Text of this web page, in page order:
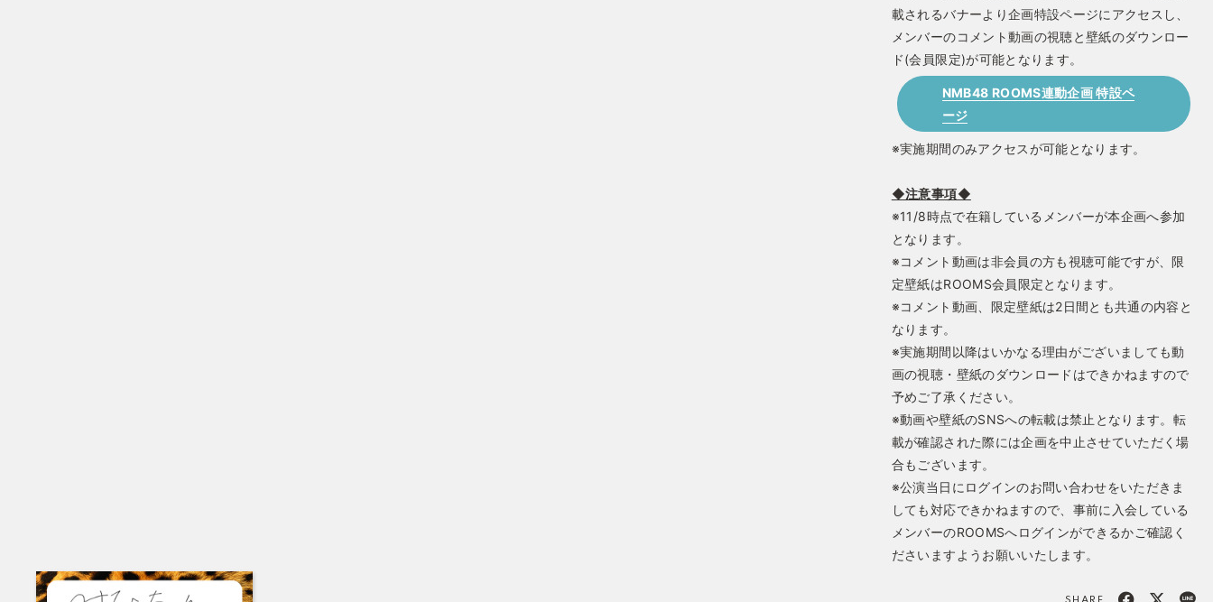
載されるバナーより企画特設ページにアクセスし、
メンバーのコメント動画の視聴と壁紙のダウンロー
ド(会員限定)が可能となります。
NMB48 ROOMS連動企画 特設ペ
ージ
※実施期間のみアクセスが可能となります。
◆注意事項◆
※11/8時点で在籍しているメンバーが本企画へ参加
となります。
※コメント動画は非会員の方も視聴可能ですが、限
定壁紙はROOMS会員限定となります。
※コメント動画、限定壁紙は2日間とも共通の内容と
なります。
※実施期間以降はいかなる理由がございましても動
画の視聴・壁紙のダウンロードはできかねますので
予めご了承ください。
※動画や壁紙のSNSへの転載は禁止となります。転
載が確認された際には企画を中止させていただく場
合もございます。
※公演当日にログインのお問い合わせをいただきま
しても対応できかねますので、事前に入会している
メンバーのROOMSへログインができるかご確認く
ださいますようお願いいたします。
SHARE